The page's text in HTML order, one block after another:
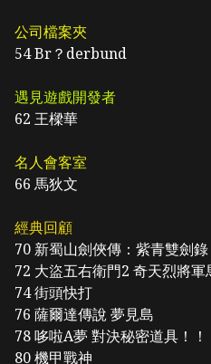
公司檔案夾
54Br？derbund
遇見遊戲開發者
62 王樑華
名人會客室
66 馬狄文
經典回顧
70 新蜀山劍俠傳：紫青雙劍錄
72 大盜五右衛門2 奇天烈將軍
74街頭快打
76 薩爾達傳說 夢見島
78哆啦A夢 對決秘密道具！！
80機甲戰神